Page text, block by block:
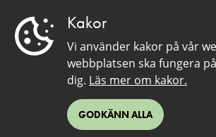
Kakor
Vi använder kakor på vår
webbplatsen ska fungera
dig. Läs mer om kakor.
GODKÄNN ALLA